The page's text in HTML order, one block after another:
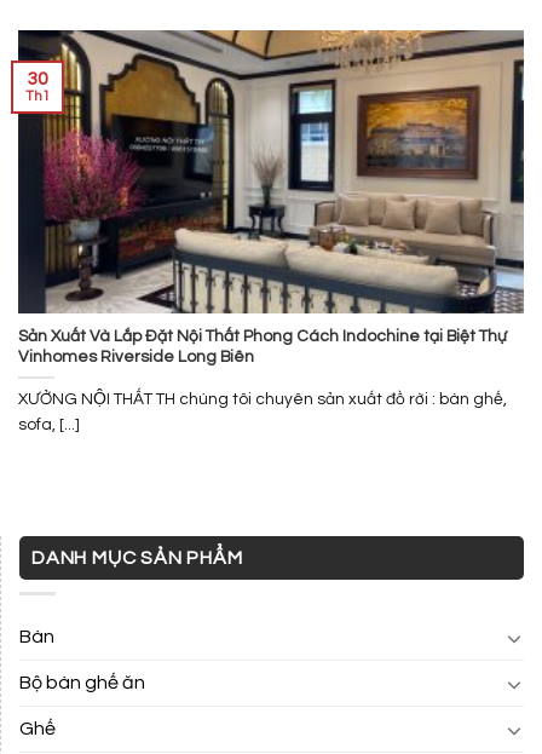
Sản Xuất Và Lắp Đặt Nội Thất Phong Cách Indochine tại Biệt Thự
Vinhomes Riverside Long Biên
XƯỞNG NỘI THẤT TH chúng tôi chuyên sản xuất đồ rời : bàn ghế,
sofa, [...]
30
Th1
DANH MỤC SẢN PHẨM
Bàn
Bộ bàn ghế ăn
Ghế